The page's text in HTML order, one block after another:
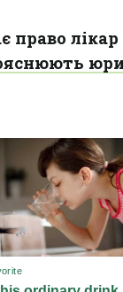
право лікар